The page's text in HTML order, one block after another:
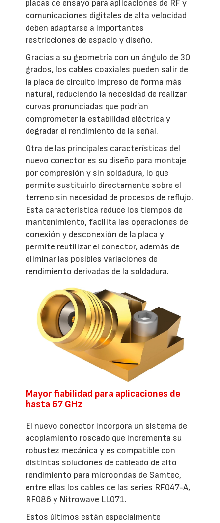
placas de ensayo para aplicaciones de RF y
comunicaciones digitales de alta velocidad
deben adaptarse a importantes
restricciones de espacio y diseño.
Gracias a su geometría con un ángulo de 30
grados, los cables coaxiales pueden salir de
la placa de circuito impreso de forma más
natural, reduciendo la necesidad de realizar
curvas pronunciadas que podrían
comprometer la estabilidad eléctrica y
degradar el rendimiento de la señal.
Otra de las principales características del
nuevo conector es su diseño para montaje
por compresión y sin soldadura, lo que
permite sustituirlo directamente sobre el
terreno sin necesidad de procesos de reflujo.
Esta característica reduce los tiempos de
mantenimiento, facilita las operaciones de
conexión y desconexión de la placa y
permite reutilizar el conector, además de
eliminar las posibles variaciones de
rendimiento derivadas de la soldadura.
Mayor fiabilidad para aplicaciones de
hasta 67 GHz
El nuevo conector incorpora un sistema de
acoplamiento roscado que incrementa su
robustez mecánica y es compatible con
distintas soluciones de cableado de alto
rendimiento para microondas de Samtec,
entre ellas los cables de las series RF047-A,
RF086 y Nitrowave LL071.
Estos últimos están especialmente